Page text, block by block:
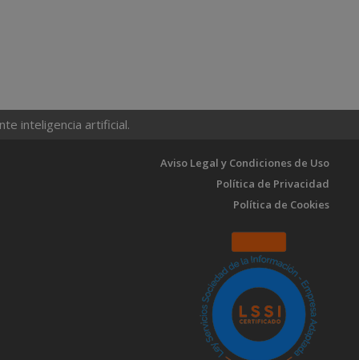
inteligencia artificial.
Aviso Legal y Condiciones de Uso
Política de Privacidad
Política de Cookies